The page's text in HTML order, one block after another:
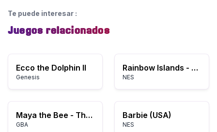
Te puede interesar :
Juegos relacionados
Ecco the Dolphin II
Genesis
Rainbow Islands - The Story of Bubble Bobble 2 (Japan)
NES
Maya the Bee - The Great Adventure (E)(Venom)
GBA
Barbie (USA)
NES